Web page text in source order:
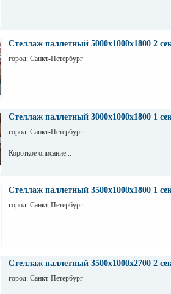
Стеллаж паллетный 5000х1000х1800 2
город: Санкт-Петербург
Стеллаж паллетный 3000х1000х1800 1
город: Санкт-Петербург
Короткое описание...
Стеллаж паллетный 3500х1000х1800 1
город: Санкт-Петербург
Стеллаж паллетный 3500х1000х2700 2
город: Санкт-Петербург